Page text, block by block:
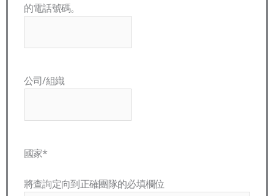
的電話號碼。
公司/組織
國家*
將查詢定向到正確團隊的必填欄位